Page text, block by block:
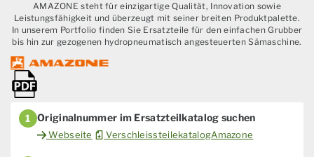
AMAZONE steht für einzigartige Qualität, Innovation sowie
Leistungsfähigkeit und überzeugt mit seiner breiten Produktpalette.
In unserem Portfolio finden Sie Ersatzteile für den einfachen Grubber
bis hin zur gezogenen hydropneumatisch angesteuerten Sämaschine.
1 Originalnummer im Ersatzteilkatalog suchen
Webseite VerschleissteilekatalogAmazone